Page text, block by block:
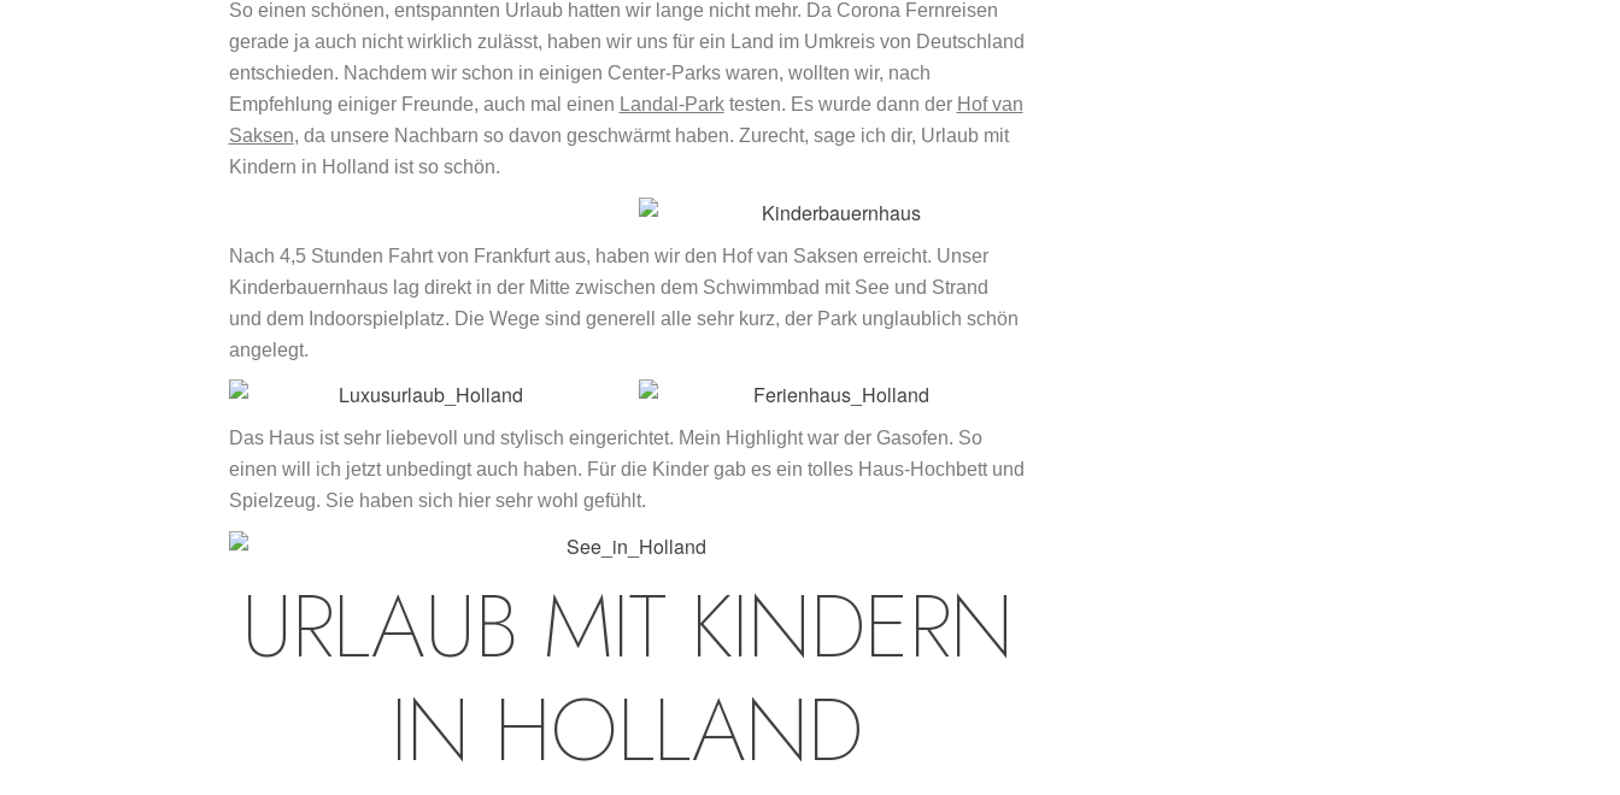
So einen schönen, entspannten Urlaub hatten wir lange nicht mehr. Da Corona Fernreisen
gerade ja auch nicht wirklich zulässt, haben wir uns für ein Land im Umkreis von Deutschland
entschieden. Nachdem wir schon in einigen Center-Parks waren, wollten wir, nach
Empfehlung einiger Freunde, auch mal einen Landal-Parktesten. Es wurde dann der Hof van
Saksen, da unsere Nachbarn so davon geschwärmt haben. Zurecht, sage ich dir, Urlaub mit
Kindern in Holland ist so schön.
Nach 4,5 Stunden Fahrt von Frankfurt aus, haben wir den Hof van Saksen erreicht. Unser
Kinderbauernhaus lag direkt in der Mitte zwischen dem Schwimmbad mit See und Strand
und dem Indoorspielplatz. Die Wege sind generell alle sehr kurz, der Park unglaublich schön
angelegt.
Das Haus ist sehr liebevoll und stylisch eingerichtet. Mein Highlight war der Gasofen. So
einen will ich jetzt unbedingt auch haben. Für die Kinder gab es ein tolles Haus-Hochbett und
Spielzeug. Sie haben sich hier sehr wohl gefühlt.
URLAUB MIT KINDERN
IN HOLLAND